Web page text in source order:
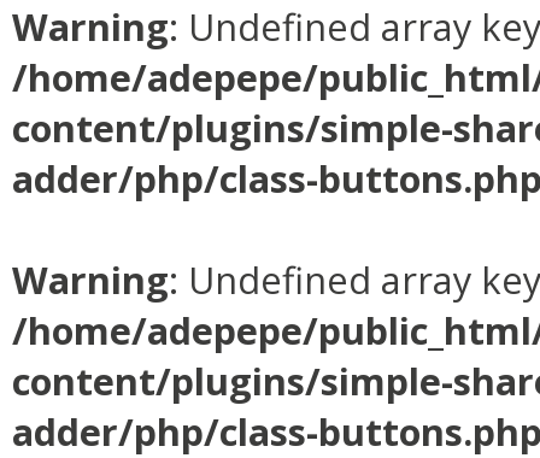
Warning: Undefined array
/home/adepepe/
content/plugins/simple-
adder/php/class-
Warning: Undefined array
/home/adepepe/
content/plugins/simple-
adder/php/class-